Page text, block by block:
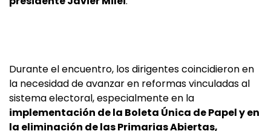
Durante el encuentro, los dirigentes coincidieron en
la necesidad de avanzar en reformas vinculadas al
sistema electoral, especialmente en la
implementación de la Boleta Única de Papel y en
la eliminación de las Primarias Abiertas,